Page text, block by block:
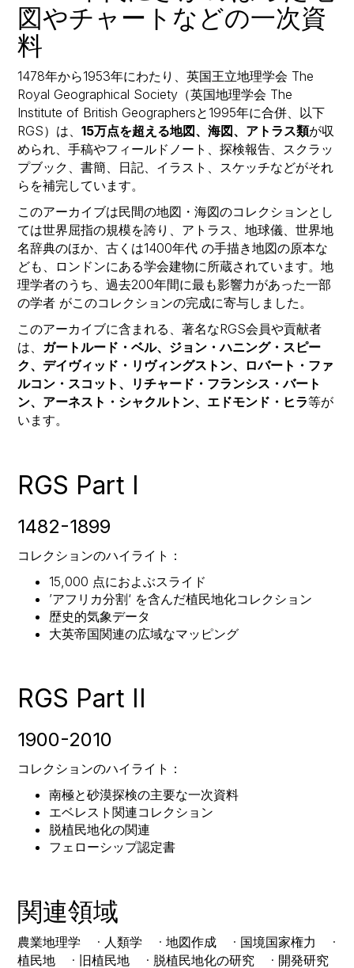
図やチャートなどの一次資
料
1478年から1953年にわたり、英国王立地理学会 The
Royal Geographical Society（英国地理学会 The
Institute of British Geographersと1995年に合併、以下
RGS）は、15万点を超える地図、海図、アトラス類が収
められ、手稿やフィールドノート、探検報告、スクラッ
プブック、書簡、日記、イラスト、スケッチなどがそれ
らを補完しています。
このアーカイブは民間の地図・海図のコレクションとし
ては世界屈指の規模を誇り、アトラス、地球儀、世界地
名辞典のほか、古くは1400年代 の手描き地図の原本な
ども、ロンドンにある学会建物に所蔵されています。地
理学者のうち、過去200年間に最も影響力があった一部
の学者 がこのコレクションの完成に寄与しました。
このアーカイブに含まれる、著名なRGS会員や貢献者
は、 ガートルード・ベル、ジョン・ハニング・スピー
ク、デイヴィッド・リヴィングストン、ロバート・ファ
ルコン・スコット、リチャード・フランシス・バート
ン、アーネスト・シャクルトン、エドモンド・ヒラ等が
います。
RGS Part I
1482-1899
コレクションのハイライト：
15,000 点におよぶスライド
’アフリカ分割‘ を含んだ植民地化コレクション
歴史的気象データ
大英帝国関連の広域なマッピング
RGS Part II
1900-2010
コレクションのハイライト：
南極と砂漠探検の主要な一次資料
エベレスト関連コレクション
脱植民地化の関連
フェローシップ認定書
関連領域
農業地理学 · 人類学 · 地図作成 · 国境国家権力 ·
植民地 · 旧植民地 · 脱植民地化の研究 · 開発研究